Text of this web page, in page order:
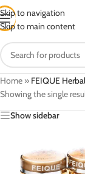
Skip to navigation
Skip to main content
Home » FEIQUE
Showing the single
Show sidebar